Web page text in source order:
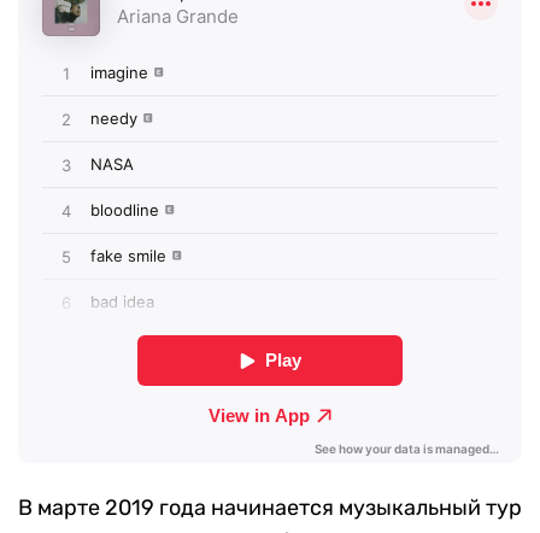
В марте 2019 года начинается музыкальный тур